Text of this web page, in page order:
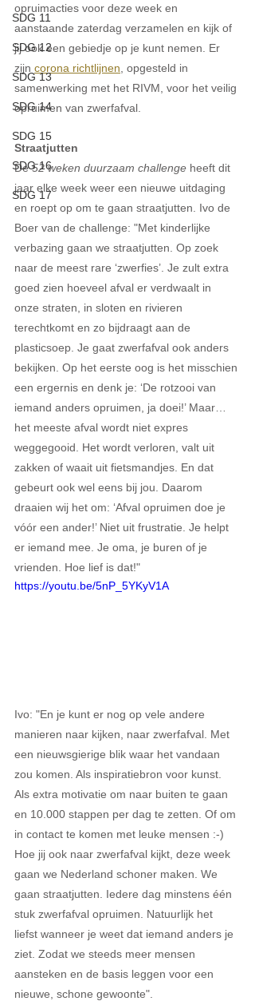
SDG 11
SDG 12
SDG 13
SDG 14
SDG 15
SDG 16
SDG 17
opruimacties voor deze week en
aanstaande zaterdag verzamelen en kijk of
jij ook een gebiedje op je kunt nemen. Er
zijn corona richtlijnen opgesteld in
samenwerking met het RIVM, voor het veilig
opruimen van zwerfafval.
Straatjutten
De 52 weken duurzaam challenge heeft dit
jaar elke week weer een nieuwe uitdaging
en roept op om te gaan straatjutten. Ivo de
Boer van de challenge: "Met kinderlijke
verbazing gaan we straatjutten. Op zoek
naar de meest rare ‘zwerfies’. Je zult extra
goed zien hoeveel afval er verdwaalt in
onze straten, in sloten en rivieren
terechtkomt en zo bijdraagt aan de
plasticsoep. Je gaat zwerfafval ook anders
bekijken. Op het eerste oog is het misschien
een ergernis en denk je: ‘De rotzooi van
iemand anders opruimen, ja doei!’ Maar…
het meeste afval wordt niet expres
weggegooid. Het wordt verloren, valt uit
zakken of waait uit fietsmandjes. En dat
gebeurt ook wel eens bij jou. Daarom
draaien wij het om: ‘Afval opruimen doe je
vóór een ander!’ Niet uit frustratie. Je helpt
er iemand mee. Je oma, je buren of je
vrienden. Hoe lief is dat!"
https://youtu.be/5nP_5YKyV1A
Ivo: "En je kunt er nog op vele andere
manieren naar kijken, naar zwerfafval. Met
een nieuwsgierige blik waar het vandaan
zou komen. Als inspiratiebron voor kunst.
Als extra motivatie om naar buiten te gaan
en 10.000 stappen per dag te zetten. Of om
in contact te komen met leuke mensen :-)
Hoe jij ook naar zwerfafval kijkt, deze week
gaan we Nederland schoner maken. We
gaan straatjutten. Iedere dag minstens één
stuk zwerfafval opruimen. Natuurlijk het
liefst wanneer je weet dat iemand anders je
ziet. Zodat we steeds meer mensen
aansteken en de basis leggen voor een
nieuwe, schone gewoonte".